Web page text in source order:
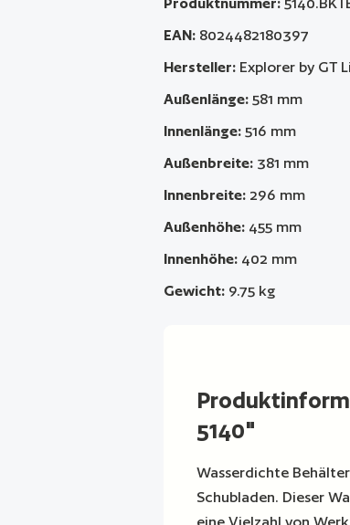
EAN: 8024482180397
Hersteller: Explorer by GT
Außenlänge: 581 mm
Innenlänge: 516 mm
Außenbreite: 381 mm
Innenbreite: 296 mm
Außenhöhe: 455 mm
Innenhöhe: 402 mm
Gewicht: 9.75 kg
5140"
Wasserdichte
Schubladen. Dieser